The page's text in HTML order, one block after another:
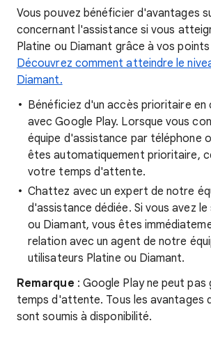
Vous pouvez bénéficier d'avantages
concernant l'assistance si vous
Platine ou Diamant grâce à vos
Découvrez comment atteindre le
Diamant.
Bénéficiez d'un accès prioritaire en
avec Google Play. Lorsque vous
équipe d'assistance par téléphone
êtes automatiquement prioritaire,
votre temps d'attente.
Chattez avec un expert de notre
d'assistance dédiée. Si vous avez
ou Diamant, vous êtes
relation avec un agent de notre
utilisateurs Platine ou Diamant.
Remarque : Google Play ne peut pas
temps d'attente. Tous les avantages
sont soumis à disponibilité.